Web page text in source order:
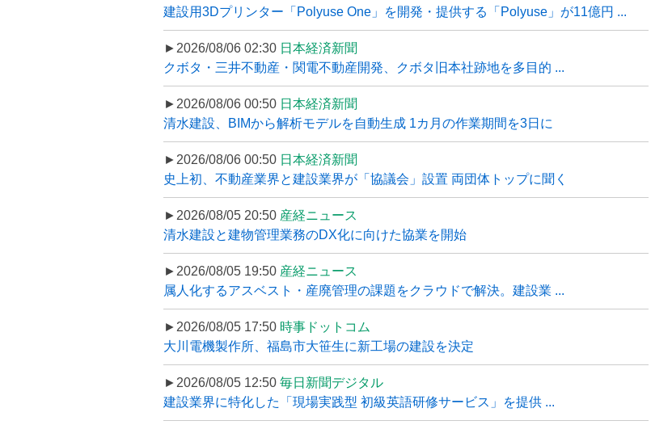
建設用3Dプリンター「Polyuse One」を開発・提供する「Polyuse」が11億円 ...
►2026/08/06 02:30 日本経済新聞
クボタ・三井不動産・関電不動産開発、クボタ旧本社跡地を多目的 ...
►2026/08/06 00:50 日本経済新聞
清水建設、BIMから解析モデルを自動生成 1カ月の作業期間を3日に
►2026/08/06 00:50 日本経済新聞
史上初、不動産業界と建設業界が「協議会」設置 両団体トップに聞く
►2026/08/05 20:50 産経ニュース
清水建設と建物管理業務のDX化に向けた協業を開始
►2026/08/05 19:50 産経ニュース
属人化するアスベスト・産廃管理の課題をクラウドで解決。建設業 ...
►2026/08/05 17:50 時事ドットコム
大川電機製作所、福島市大笹生に新工場の建設を決定
►2026/08/05 12:50 毎日新聞デジタル
建設業界に特化した「現場実践型 初級英語研修サービス」を提供 ...